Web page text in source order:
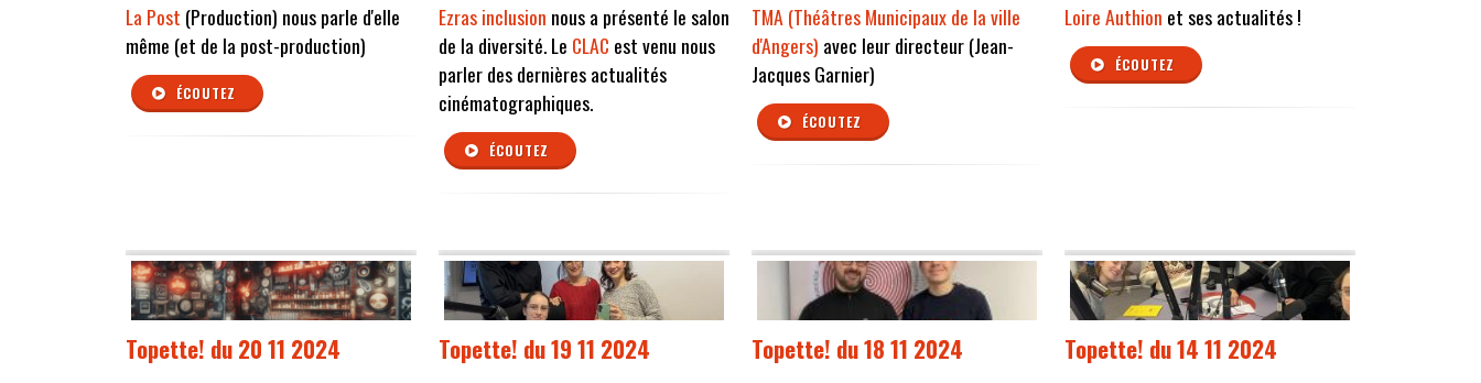
La Post (Production) nous parle d'elle
même (et de la post-production)
ÉCOUTEZ
Ezras inclusion nous a présenté le salon
de la diversité. Le CLAC est venu nous
parler des dernières actualités
cinématographiques.
ÉCOUTEZ
TMA (Théâtres Municipaux de la ville
d'Angers) avec leur directeur (Jean-
Jacques Garnier)
ÉCOUTEZ
Loire Authion et ses actualités !
ÉCOUTEZ
Topette! du 20 11 2024 Topette! du 19 11 2024 Topette! du 18 11 2024 Topette! du 14 11 2024